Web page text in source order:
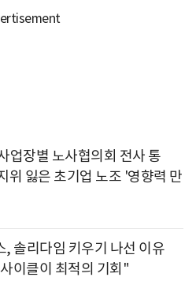
업장별 노사협의회 전사 통
위 잃은 초기업 노조 '영향력 만
, 솔리다임 키우기 나선 이유
이클이 최적의 기회"